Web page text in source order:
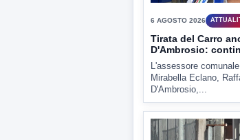
Miasmi, Comitati
lasciateci soli
Comitati dal Prefetto
rendere noto il flash...